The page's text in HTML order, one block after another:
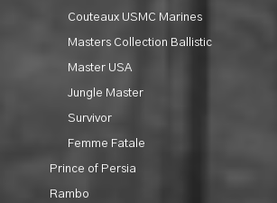
Couteaux USMC Marines
Masters Collection Ballistic
Master USA
Jungle Master
Survivor
Femme Fatale
Prince of Persia
Rambo